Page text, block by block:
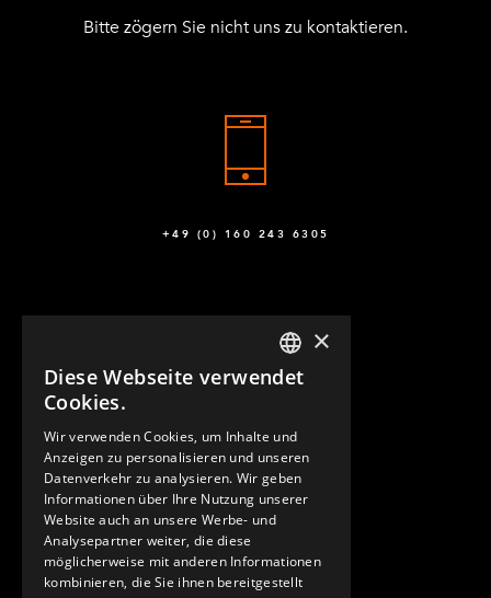
Bitte zögern Sie nicht uns zu kontaktieren.
+49 (0) 160 243 6305
KONTAKT
ENGLISH
×
Diese Webseite verwendet
Cookies.
Wir verwenden Cookies, um Inhalte und
Anzeigen zu personalisieren und unseren
Datenverkehr zu analysieren. Wir geben
Informationen über Ihre Nutzung unserer
Website auch an unsere Werbe- und
Analysepartner weiter, die diese
möglicherweise mit anderen Informationen
kombinieren, die Sie ihnen bereitgestellt